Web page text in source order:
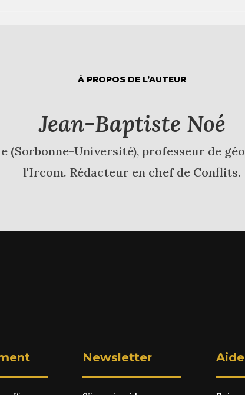
À PROPOS DE L’AUTEUR
Jean-Baptiste Noé
(Sorbonne-Université), professeur de
l'Ircom. Rédacteur en chef de Conflits.
Newsletter